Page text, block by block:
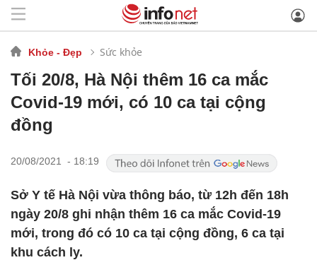
Khỏe - Đẹp Sức khỏe
Tối 20/8, Hà Nội thêm 16 ca mắc
Covid-19 mới, có 10 ca tại cộng
đồng
20/08/2021 - 18:19
Sở Y tế Hà Nội vừa thông báo, từ 12h đến 18h
ngày 20/8 ghi nhận thêm 16 ca mắc Covid-19
mới, trong đó có 10 ca tại cộng đồng, 6 ca tại
khu cách ly.